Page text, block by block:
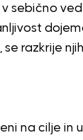
sebično
razkrije
na cilje in